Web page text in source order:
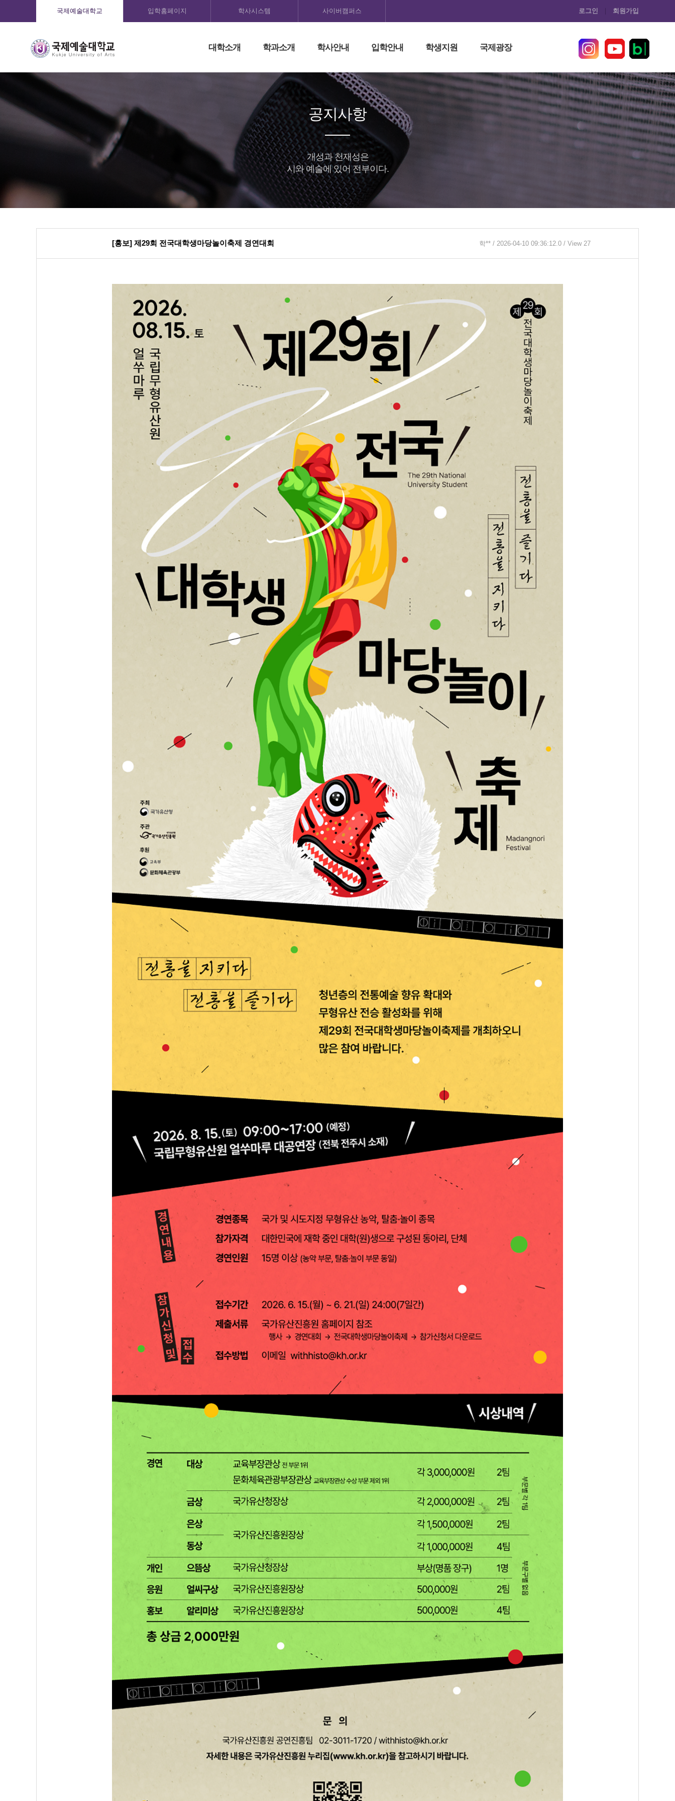
국제예술대학교 입학홈페이지 학사시스템 사이버캠퍼스 로그인 회원가입
대학소개 학과소개 학사안내 입학안내 학생지원 국제광장
공지사항
개성과 천재성은
시와 예술에 있어 전부이다.
[홍보] 제29회 전국대학생마당놀이축제 경연대회 학** / 2026-04-10 09:36:12.0 / View 27